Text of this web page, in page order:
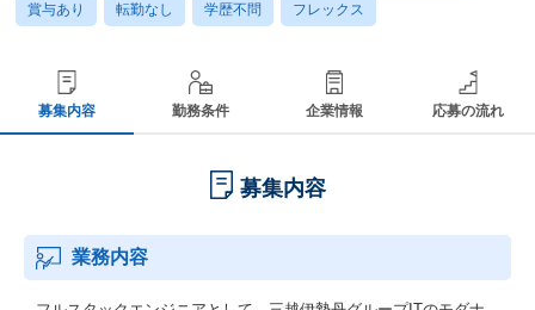
賞与あり 転勤なし 学歴不問 フレックス
募集内容 勤務条件 企業情報 応募の流れ
募集内容
業務内容